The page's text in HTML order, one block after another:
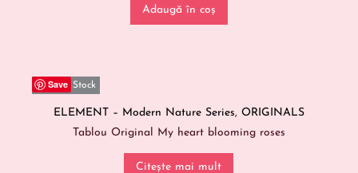
Adaugă în coș
Save
Out Of Stock
ELEMENT – Modern Nature Series, ORIGINALS
Tablou Original My heart blooming roses
Citește mai mult